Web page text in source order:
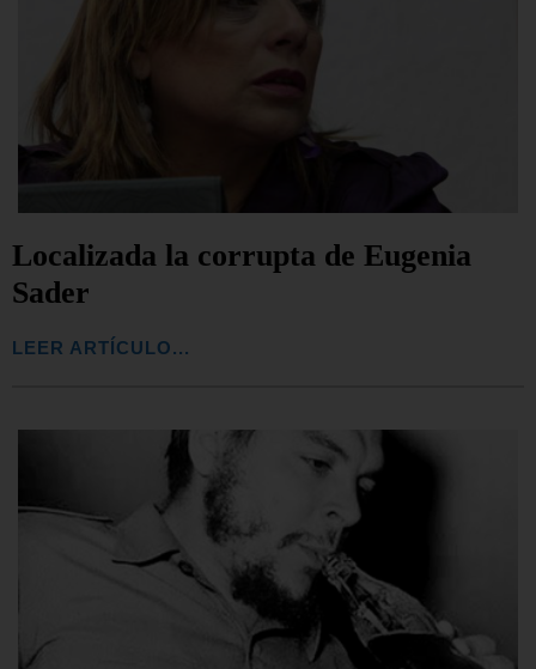
Localizada la corrupta de Eugenia
Sader
LEER ARTÍCULO...